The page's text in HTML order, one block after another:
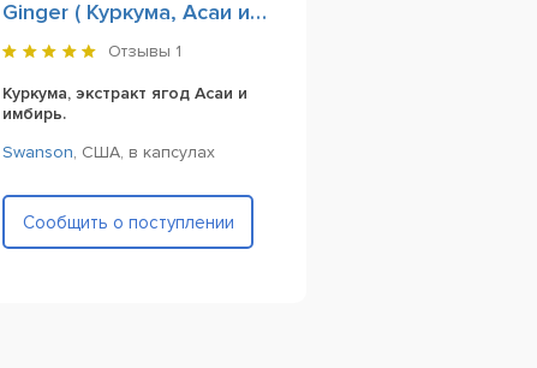
Ginger ( Куркума, Асаи и
Имбирь), 60 Capsules
Отзывы 1
Куркума, экстракт ягод Асаи и
имбирь.
Swanson, США, в капсулах
Сообщить о поступлении